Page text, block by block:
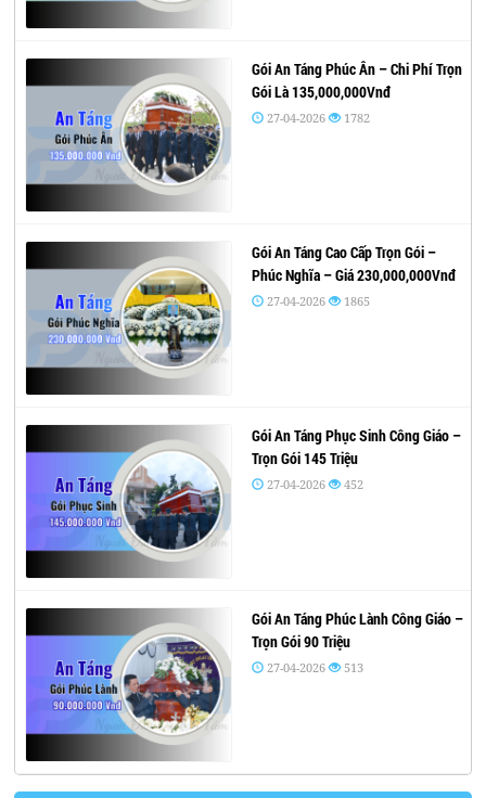
Gói An Táng Phúc Ân – Chi Phí Trọn
Gói Là 135,000,000Vnđ
27-04-2026 1782
Gói An Táng Cao Cấp Trọn Gói –
Phúc Nghĩa – Giá 230,000,000Vnđ
27-04-2026 1865
Gói An Táng Phục Sinh Công Giáo –
Trọn Gói 145 Triệu
27-04-2026 452
Gói An Táng Phúc Lành Công Giáo –
Trọn Gói 90 Triệu
27-04-2026 513